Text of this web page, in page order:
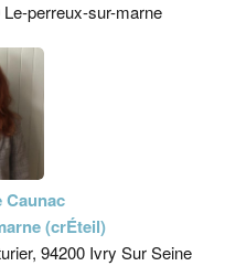
perreux-sur-marne
Caunac
(crÉteil)
94200 Ivry Sur Seine